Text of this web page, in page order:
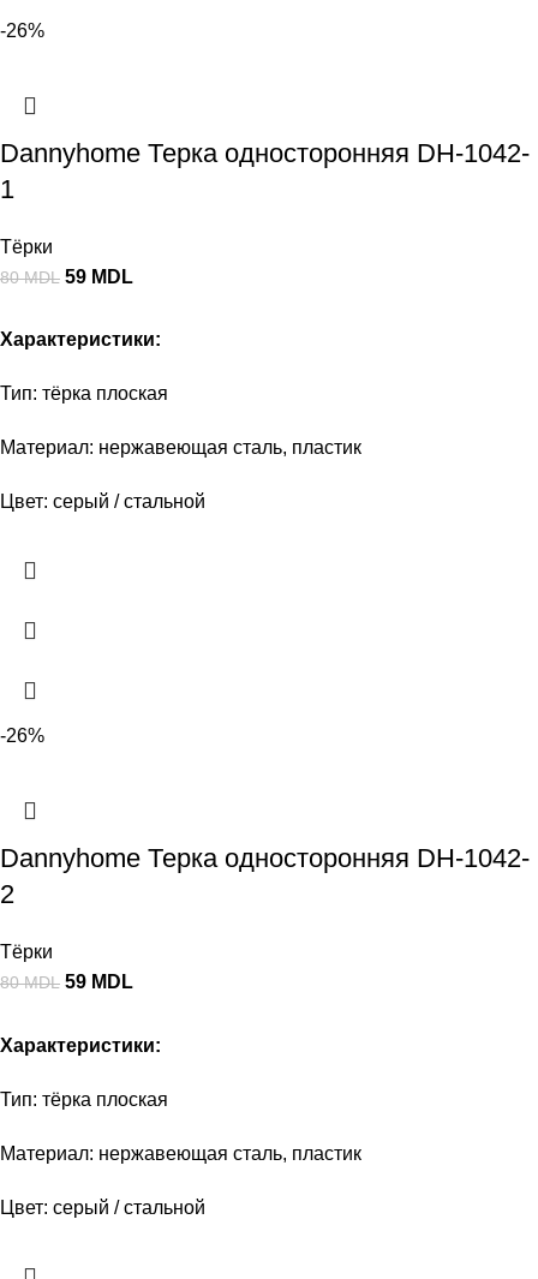
-26%
Dannyhome Терка односторонняя DH-1042-
1
Тёрки
80MDL 59 MDL
Характеристики:
Тип: тёрка плоская
Материал: нержавеющая сталь, пластик
Цвет: серый / стальной
-26%
Dannyhome Терка односторонняя DH-1042-
2
Тёрки
80MDL 59 MDL
Характеристики:
Тип: тёрка плоская
Материал: нержавеющая сталь, пластик
Цвет: серый / стальной